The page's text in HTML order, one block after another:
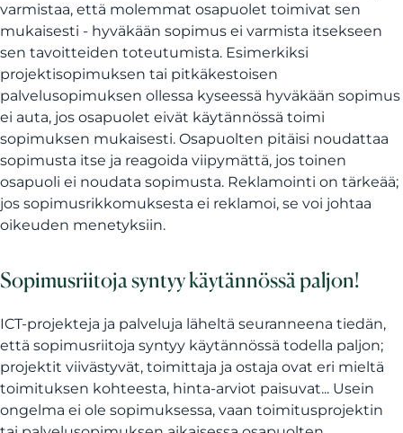
varmistaa, että molemmat osapuolet toimivat sen
mukaisesti - hyväkään sopimus ei varmista itsekseen
sen tavoitteiden toteutumista. Esimerkiksi
projektisopimuksen tai pitkäkestoisen
palvelusopimuksen ollessa kyseessä hyväkään sopimus
ei auta, jos osapuolet eivät käytännössä toimi
sopimuksen mukaisesti. Osapuolten pitäisi noudattaa
sopimusta itse ja reagoida viipymättä, jos toinen
osapuoli ei noudata sopimusta. Reklamointi on tärkeää;
jos sopimusrikkomuksesta ei reklamoi, se voi johtaa
oikeuden menetyksiin.
Sopimusriitoja syntyy käytännössä paljon!
ICT-projekteja ja palveluja läheltä seuranneena tiedän,
että sopimusriitoja syntyy käytännössä todella paljon;
projektit viivästyvät, toimittaja ja ostaja ovat eri mieltä
toimituksen kohteesta, hinta-arviot paisuvat... Usein
ongelma ei ole sopimuksessa, vaan toimitusprojektin